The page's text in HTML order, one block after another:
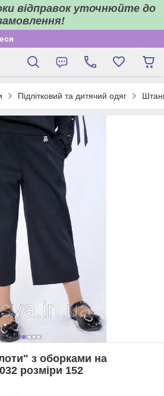
відправок уточнюйте до
Підлітковий та дитячий одяг
з оборками на
розміри 152